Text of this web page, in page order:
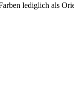
lediglich als